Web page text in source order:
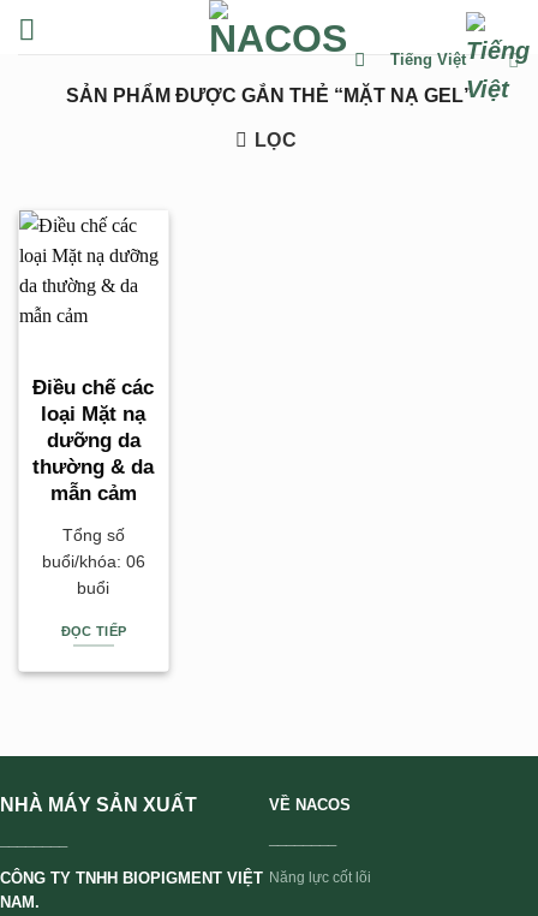
đến
Tiếng Việt
SẢN PHẨM ĐƯỢC GẮN THẺ “MẶT NẠ GEL”
LỌC
Điều chế các
loại Mặt nạ
dưỡng da
thường & da
mẫn cảm
Tổng số
buổi/khóa: 06
buổi
ĐỌC TIẾP
NHÀ MÁY SẢN XUẤT
CÔNG TY TNHH BIOPIGMENT VIỆT
NAM.
VỀ NACOS
Năng lực cốt lõi